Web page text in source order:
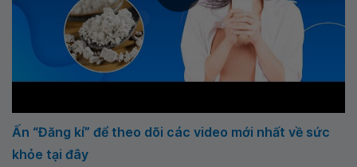
Ấn “Đăng kí” để theo dõi các video mới nhất về sức
khỏe tại đây